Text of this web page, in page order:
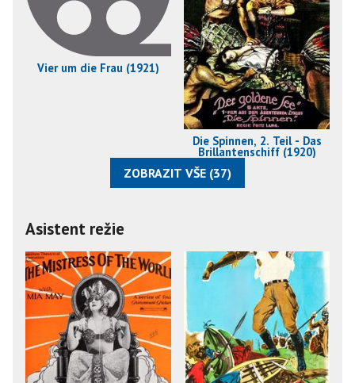
Vier um die Frau (1921)
Die Spinnen, 2. Teil - Das
Brillantenschiff (1920)
ZOBRAZIT VŠE (37)
Asistent režie